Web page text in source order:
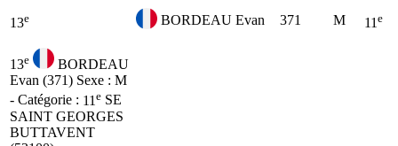
13e BORDEAU Evan 371 M 11 e
13e
BORDEAU
Evan (371) Sexe : M
- Catégorie : 11 e SE
SAINT GEORGES
BUTTAVENT